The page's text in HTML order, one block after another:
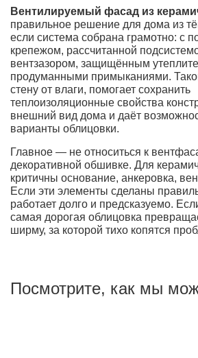
Вентилируемый фасад из
правильное решение для дома из
если система собрана грамотно: с
крепежом, рассчитанной
вентзазором, защищённым
продуманными примыканиями.
стену от влаги, помогает сохранить
теплоизоляционные свойства
внешний вид дома и даёт
варианты облицовки.
Главное — не относиться к
декоративной обшивке. Для
критичны основание, анкеровка,
Если эти элементы сделаны
работает долго и предсказуемо.
самая дорогая облицовка
ширму, за которой тихо копятся
Посмотрите, как мы